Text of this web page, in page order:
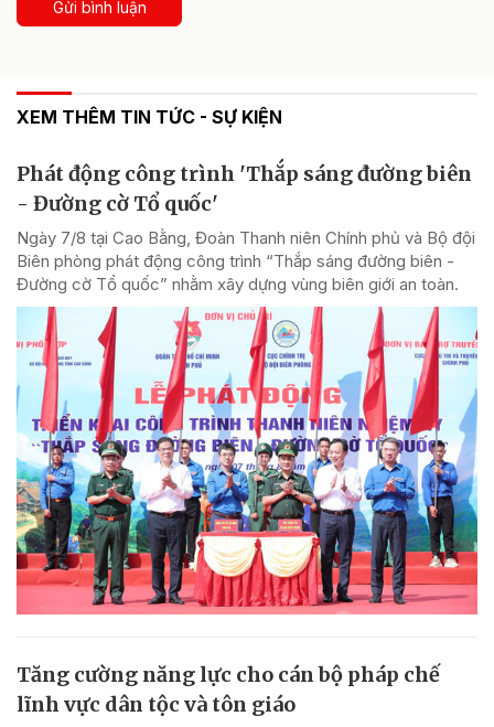
Gửi bình luận
XEM THÊM TIN TỨC - SỰ KIỆN
Phát động công trình 'Thắp sáng đường biên
- Đường cờ Tổ quốc'
Ngày 7/8 tại Cao Bằng, Đoàn Thanh niên Chính phủ và Bộ đội
Biên phòng phát động công trình “Thắp sáng đường biên -
Đường cờ Tổ quốc” nhằm xây dựng vùng biên giới an toàn.
Tăng cường năng lực cho cán bộ pháp chế
lĩnh vực dân tộc và tôn giáo